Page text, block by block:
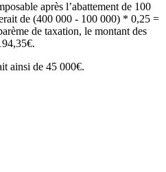
après l’abattement de 100
de (400 000 - 100 000) * 0,25 =
de taxation, le montant des
ainsi de 45 000€.